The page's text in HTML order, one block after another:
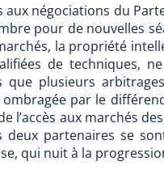
aux négociations du
pour de nouvelles
la propriété
de techniques,
que plusieurs
par le
l’accès aux marchés
deux partenaires se
qui nuit à la